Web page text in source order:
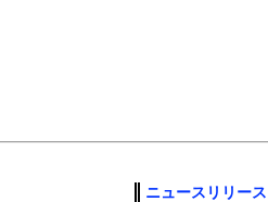
ニュースリリース